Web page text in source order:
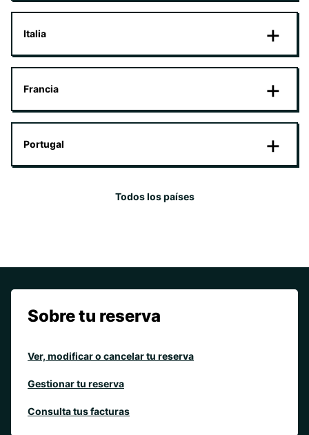
Italia
Francia
Portugal
Todos los países
Sobre tu reserva
Ver, modificar o cancelar tu reserva
Gestionar tu reserva
Consulta tus facturas